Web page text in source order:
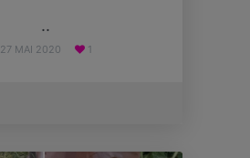
..
27 MAI 2020 1